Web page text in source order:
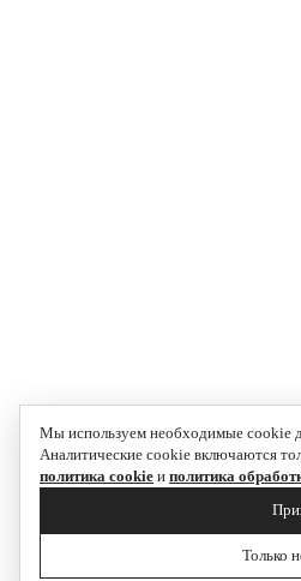
Мы используем необходимые cookie
Аналитические cookie включаются
политика cookie и политика
Только